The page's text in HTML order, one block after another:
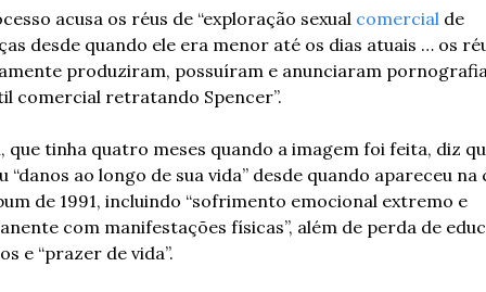
acusa os réus de “exploração sexual comercial de
desde quando ele era menor até os dias atuais … os
produziram, possuíram e anunciaram
comercial retratando Spencer”.
que tinha quatro meses quando a imagem foi feita, diz
“danos ao longo de sua vida” desde quando apareceu na
de 1991, incluindo “sofrimento emocional extremo e
com manifestações físicas”, além de perda de
e “prazer de vida”.